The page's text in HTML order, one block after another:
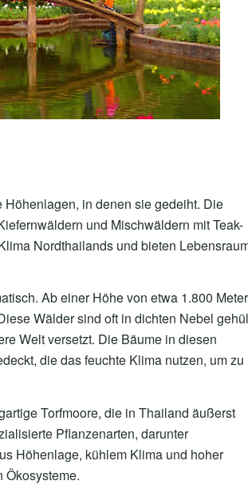
in denen sie gedeiht. Die
und Mischwäldern mit Teak-
Nordthailands und bieten
Ab einer Höhe von etwa 1.800
Wälder sind oft in dichten Nebel
Welt versetzt. Die Bäume in diesen
die das feuchte Klima nutzen, um zu
Torfmoore, die in Thailand äußerst
Pflanzenarten, darunter
Höhenlage, kühlem Klima und hoher